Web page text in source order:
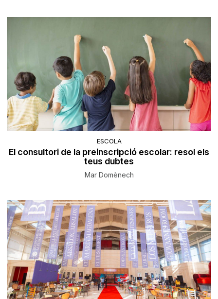
ESCOLA
El consultori de la preinscripció escolar: resol els
teus dubtes
Mar Domènech